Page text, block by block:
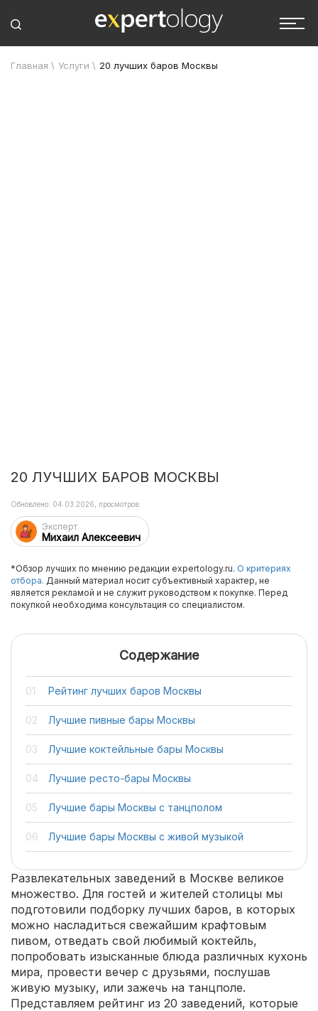
Главная \ Услуги \ 20 лучших баров Москвы
20 ЛУЧШИХ БАРОВ МОСКВЫ
Эксперт
Михаил Алексеевич
Обновлено: 04.03.2026, просмотров:
*Обзор лучших по мнению редакции expertology.ru. О критериях
отбора. Данный материал носит субъективный характер, не
является рекламой и не служит руководством к покупке. Перед
покупкой необходима консультация со специалистом.
Содержание
Рейтинг лучших баров Москвы
Лучшие пивные бары Москвы
Лучшие коктейльные бары Москвы
Лучшие ресто-бары Москвы
Лучшие бары Москвы с танцполом
Лучшие бары Москвы с живой музыкой
Развлекательных заведений в Москве великое
множество. Для гостей и жителей столицы мы
подготовили подборку лучших баров, в которых
можно насладиться свежайшим крафтовым
пивом, отведать свой любимый коктейль,
попробовать изысканные блюда различных кухонь
мира, провести вечер с друзьями, послушав
живую музыку, или зажечь на танцполе.
Представляем рейтинг из 20 заведений, которые